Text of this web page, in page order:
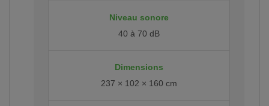
Niveau sonore
40 à 70 dB
Dimensions
237 × 102 × 160 cm